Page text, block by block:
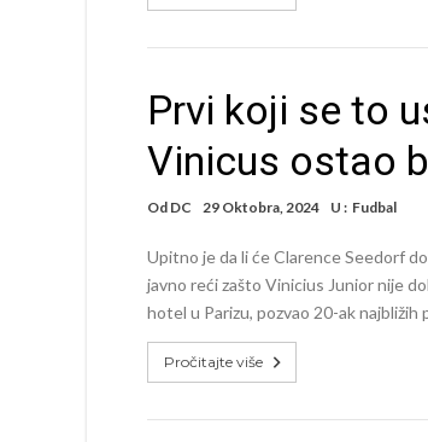
Prvi koji se to
Vinicus ostao
Od DC 29 Oktobra, 2024 U : Fudbal
Upitno je da li će Clarence Seedorf
javno reći zašto Vinicius Junior nije
hotel u Parizu, pozvao 20-ak najbližih
Pročitajte više